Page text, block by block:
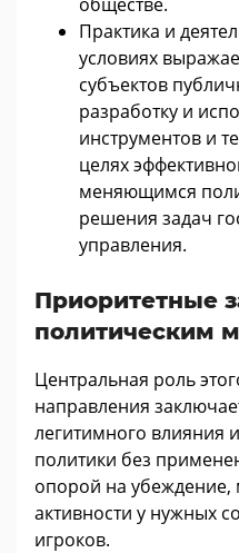
Практика и
условиях
субъектов
разработку и
инструментов и
целях
меняющимся
решения задач
управления.
Приоритетные
политическим
Центральная роль
направления
легитимного влияния
политики без
опорой на
активности у нужных
игроков.